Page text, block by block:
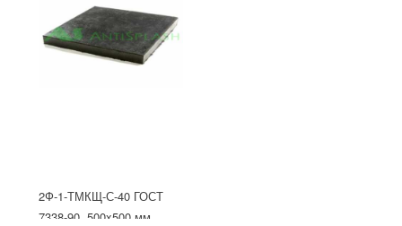
2Ф-1-ТМКЩ-С-40 ГОСТ
7338-90, 500x500 мм